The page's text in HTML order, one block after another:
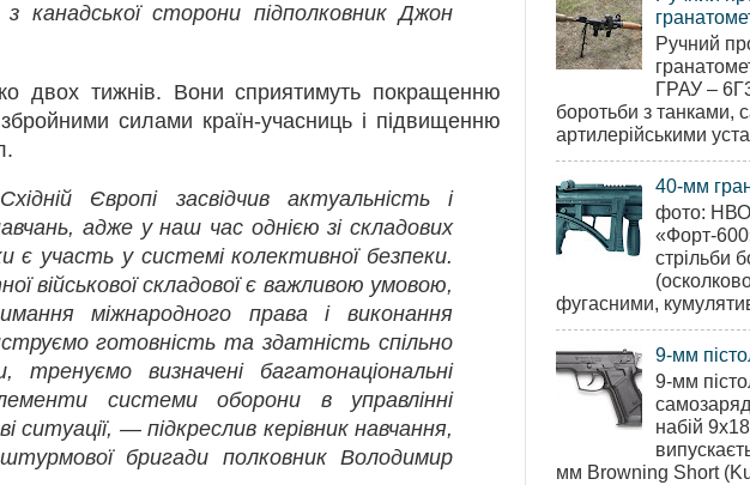
з канадської сторони підполковник Джон
двох тижнів. Вони сприятимуть покращенню
силами країн-учасниць і підвищенню
Європі засвідчив актуальність і
адже у наш час однією зі складових
є участь у системі колективної безпеки.
військової складової є важливою умовою,
міжнародного права і виконання
готовність та здатність спільно
тренуємо визначені багатонаціональні
системи оборони в управлінні
ситуації, — підкреслив керівник навчання,
бригади полковник Володимир
Ручний
ГРАУ –
боротьби з танками,
артилерійськими
40-мм
фото: НВО
«Форт-
стрільби
фугасними,
9-мм
9-мм
набій
мм Browning Short